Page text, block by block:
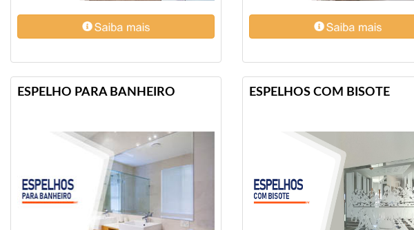
Vidraçaria
Bertioga✔
Vidraçaria
Praia
Vidraçaria
Guarujá✔
Vidraçaria
ESPELHO PARA BANHEIRO ESPELHOS COM BISOTE